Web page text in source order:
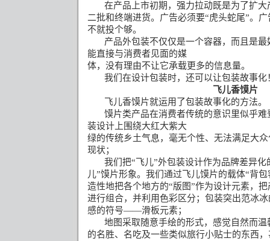
在产品上市初期，强力拉动既是为了扩
二批和终端进货。广告必须要“虎头蛇尾”。广
不就投个够。
产品外包装不仅仅是一个容器，而且是
能直接与消费者见面的媒
体，没有理由不让它承载更多的信息量。
我们在设计包装时，还可以让包装故事化
飞儿香馍片
飞儿香馍片就运用了包装故事化的方法。
馍片类产品在消费者传统的意识里似乎
装设计上围绕大红大紫大
绿的传统乡土气息，毫无个性、无法满足大
现状；
我们把“飞儿”外包装设计作为品牌差异化
儿”馍片形象。我们通过飞儿馍片的载体“背包
造性地把各个地方的“版图”作为设计元素，
进行组合，并利用色彩区分；包装突出范冰
感的符号——滑板元素；
地图采取随意手绘的形式，感觉自然而
的名胜、名吃及一些类似旅行小贴士的东西